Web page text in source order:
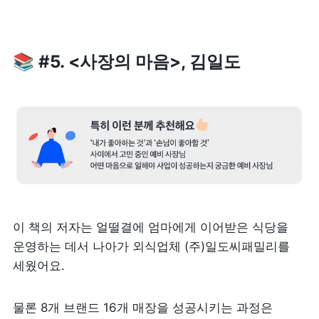
📚 #5. <사장의 마음>, 김일도
이 책의 저자는 얼떨결에 엄마에게 이어받은 식당을
운영하는 데서 나아가 외식업체 (주)일도씨패밀리를
세웠어요.
물론 8개 브랜드 16개 매장을 성공시키는 과정은